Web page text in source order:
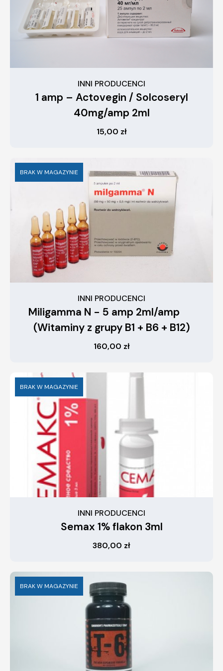
INNI PRODUCENCI
1 amp – Actovegin / Solcoseryl
40mg/amp 2ml
15,00 zł
BRAK W MAGAZYNIE
INNI PRODUCENCI
Miligamma N - 5 amp 2ml/amp
(Witaminy z grupy B1 + B6 + B12)
160,00 zł
BRAK W MAGAZYNIE
INNI PRODUCENCI
Semax 1% flakon 3ml
380,00 zł
BRAK W MAGAZYNIE